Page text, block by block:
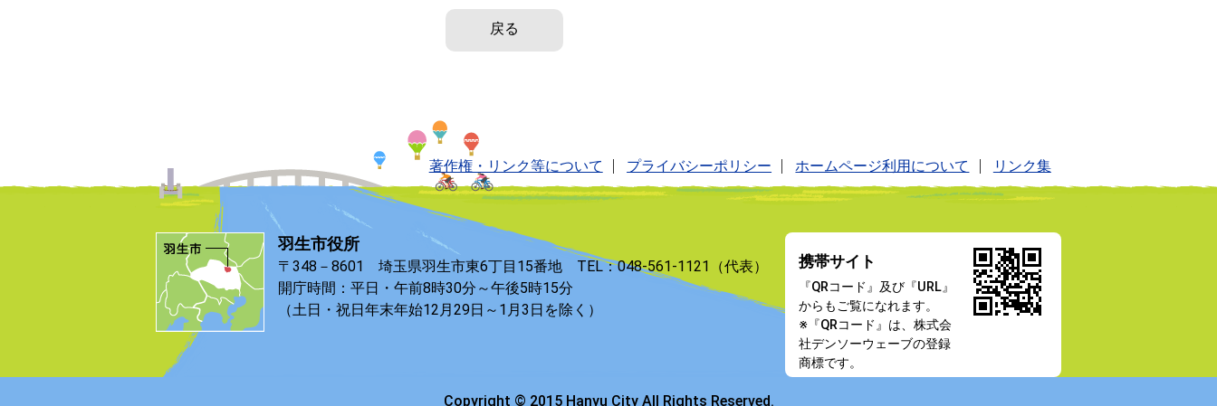
戻る
著作権・リンク等について プライバシーポリシー ホームページ利用について リンク集
羽生市役所
〒348－8601 埼玉県羽生市東6丁目15番地 TEL：048-561-1121（代表）
開庁時間：平日・午前8時30分～午後5時15分
（土日・祝日年末年始12月29日～1月3日を除く）
携帯サイト
『QRコード』及び『URL』
からもご覧になれます。
※『QRコード』は、株式会
社デンソーウェーブの登録
商標です。
Copyright © 2015 Hanyu City All Rights Reserved.